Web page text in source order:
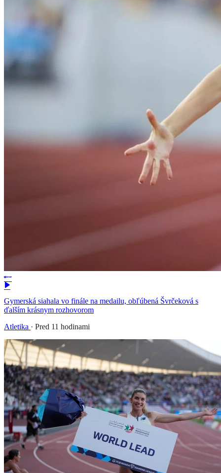
Gymerská siahala vo finále na medailu, obľúbená Švrčeková s
ďalším krásnym rozhovorom
Atletika · Pred 11 hodinami